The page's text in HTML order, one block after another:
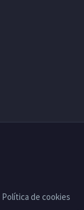
Política de cookies